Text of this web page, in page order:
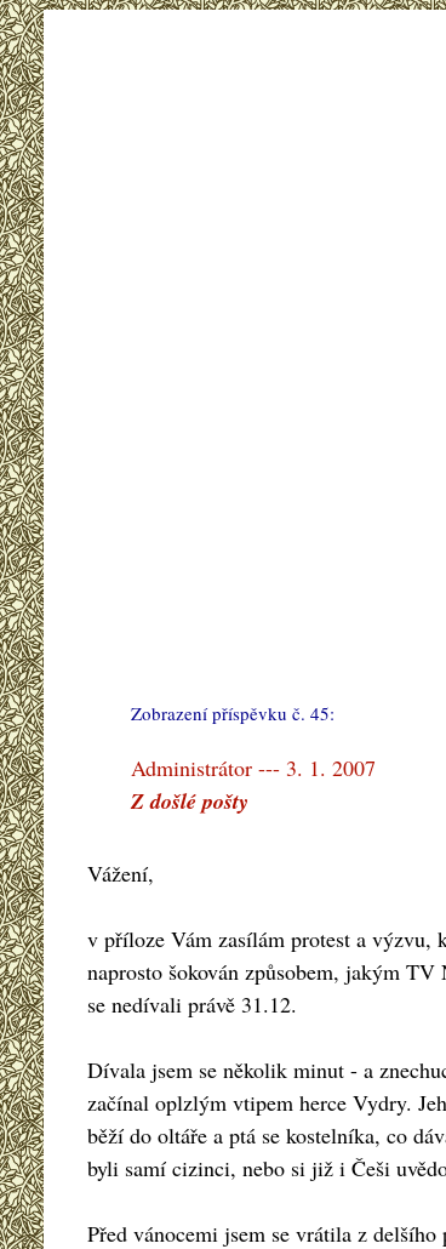
Zobrazení příspěvku č. 45:
Administrátor --- 3. 1. 2007
Z došlé pošty
Vážení,
v příloze Vám zasílám protest a výzvu,
naprosto šokován způsobem, jakým
se nedívali právě 31.12.
Dívala jsem se několik minut - a
začínal oplzlým vtipem herce Vydry.
běží do oltáře a ptá se kostelníka, co
byli samí cizinci, nebo si již i Češi
Před vánocemi jsem se vrátila z